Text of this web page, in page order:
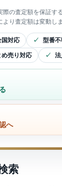
際の査定額を保証す
り査定額は変動しま
国対応 型番
売り対応
へ
索